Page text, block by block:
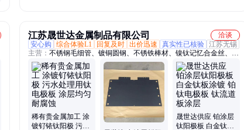
江苏晟世达金属制品有限公司
洽谈
安心购
综合体验L1 回复及时 出价迅速 真实性已核验 江苏无锡
主营： 不锈钢毛细管、镀铜圆钢、不锈铁棒材、镍钛记忆合金丝、不
锈铁板材、N6镍板、钛棒、钛合金棒、钛板、钛管、ni200棒材、
c276哈氏合金棒、英科耐尔718棒材、镍管、耐腐蚀管材
稀有贵金属加工 涂
镀钌铱钛阳极 污水
晟世达供应 铂涂层
钛阳极板 白金钛板